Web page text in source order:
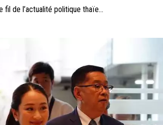
fil de l’actualité politique thaïe…